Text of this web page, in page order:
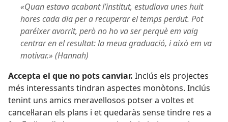
«Quan estava acabant l’institut, estudiava unes huit
hores cada dia per a recuperar el temps perdut. Pot
paréixer avorrit, però no ho va ser perquè em vaig
centrar en el resultat: la meua graduació, i això em va
motivar.» (Hannah)
Accepta el que no pots canviar. Inclús els projectes
més interessants tindran aspectes monòtons. Inclús
tenint uns amics meravellosos potser a voltes et
cancel·laran els plans i et quedaràs sense tindre res a